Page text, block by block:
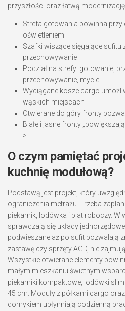
przyszłości oraz łatwą
Strefa gotowania powinna
oświetleniem
Szafki wiszące sięgające sufitu
przechowywanie
Podział na strefy: gotowanie,
przechowywanie, mycie
Wyciągane kosze cargo
wąskich miejscach
Otwierane do góry fronty
Białe i jasne fronty
>
O czym pamiętać
kuchnię modułową?
Podstawą jest projekt, który
ograniczenia metrażu. Trzeba
piekarnik, lodówka i blat roboczy.
sprawdzają się układy
podwieszane aż po sufit pozwalają
zastawę czy sprzęty AGD, nie
Wszystkie otwierane elementy
małym mieszkaniu świetnym
piekarniki kompaktowe, lodówki
45 cm. Moduły z półkami cargo
domykiem upłynniają codzienną